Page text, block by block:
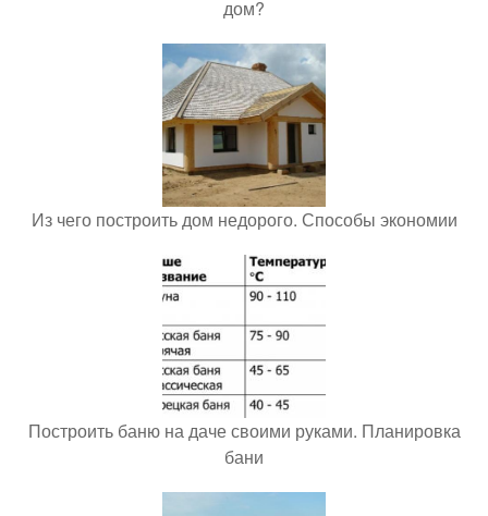
дом?
Из чего построить дом недорого. Способы экономии
Построить баню на даче своими руками. Планировка
бани